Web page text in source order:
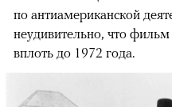
по антиамериканской
неудивительно, что
вплоть до 1972 года.